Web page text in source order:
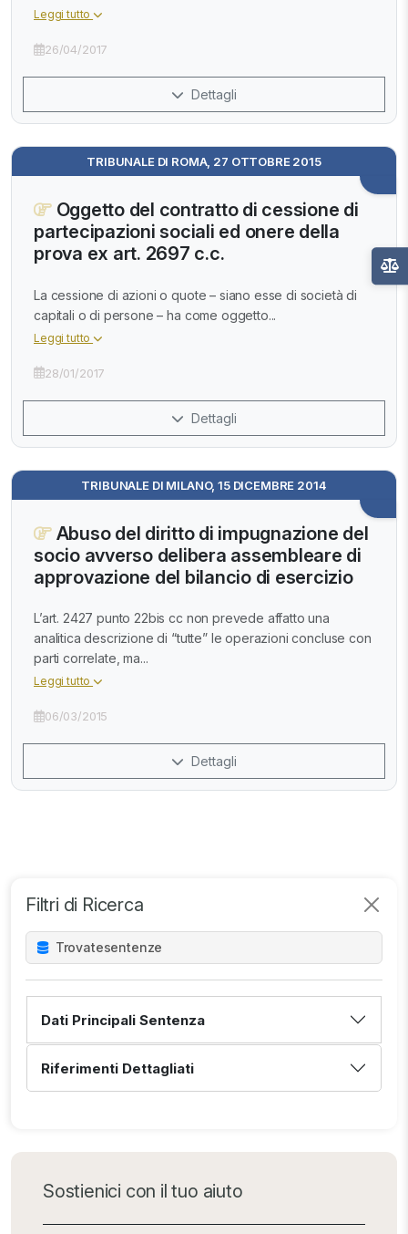
Filtri di Ricerca
Trovatesentenze
Dati Principali Sentenza
Riferimenti Dettagliati
Sostienici con il tuo aiuto
Leggi tutto
26/04/2017
Dettagli
TRIBUNALE DI ROMA, 27 OTTOBRE 2015
Oggetto del contratto di cessione di
partecipazioni sociali ed onere della
prova ex art. 2697 c.c.
La cessione di azioni o quote – siano esse di società di
capitali o di persone – ha come oggetto...
Leggi tutto
28/01/2017
Dettagli
TRIBUNALE DI MILANO, 15 DICEMBRE 2014
Abuso del diritto di impugnazione del
socio avverso delibera assembleare di
approvazione del bilancio di esercizio
L’art. 2427 punto 22bis cc non prevede affatto una
analitica descrizione di “tutte” le operazioni concluse con
parti correlate, ma...
Leggi tutto
06/03/2015
Dettagli